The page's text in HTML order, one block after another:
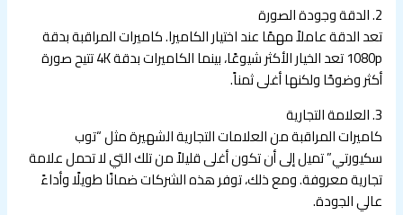
2. الدقة وجودة الصورة
تعد الدقة عاملاً مهمًا عند اختيار الكاميرا. كاميرات المراقبة بدقة
1080p تعد الخيار الأكثر شيوعًا، بينما الكاميرات بدقة 4K تتيح صورة
أكثر وضوحًا ولكنها أغلى ثمناً.
3. العلامة التجارية
كاميرات المراقبة من العلامات التجارية الشهيرة مثل “توب
سكيورتي” تميل إلى أن تكون أغلى قليلاً من تلك التي لا تحمل علامة
تجارية معروفة. ومع ذلك، توفر هذه الشركات ضمانًا طويلًا وأداءً
عالي الجودة.